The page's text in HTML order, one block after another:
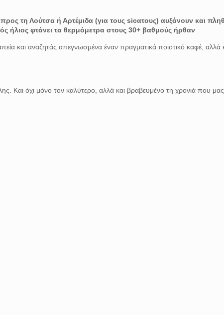
τη Λούτσα ή Αρτέμιδα (για τους sicατους) αυξάνουν και
ήλιος φτάνει τα θερμόμετρα στους 30+ βαθμούς ήρθαν
και αναζητάς απεγνωσμένα έναν πραγματικά ποιοτικό καφέ, αλλά
Και όχι μόνο τον καλύτερο, αλλά και βραβευμένο τη χρονιά που